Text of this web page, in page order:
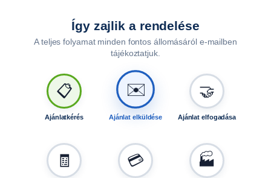
Így zajlik a rendelése
A teljes folyamat minden fontos állomásáról e-mailben
tájékoztatjuk.
📋
Ajánlatkérés
✉️
Ajánlat elküldése
🤝
Ajánlat elfogadása
🧾 💳 🏭